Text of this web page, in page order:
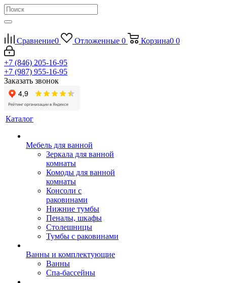
Сравнение0 Отложенные 0 Корзина0 0
+7 (846) 205-16-95
+7 (987) 955-16-95
Заказать звонок
Каталог
Мебель для ванной
Зеркала для ванной
комнаты
Комоды для ванной
комнаты
Консоли с
раковинами
Нижние тумбы
Пеналы, шкафы
Столешницы
Тумбы с раковинами
Ванны и комплектующие
Ванны
Спа-бассейны